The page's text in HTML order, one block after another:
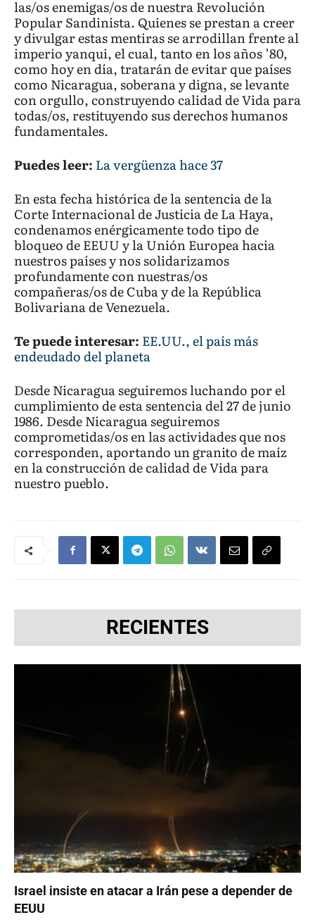
las/os enemigas/os de nuestra Revolución
Popular Sandinista. Quienes se prestan a creer
y divulgar estas mentiras se arrodillan frente al
imperio yanqui, el cual, tanto en los años ’80,
como hoy en día, tratarán de evitar que países
como Nicaragua, soberana y digna, se levante
con orgullo, construyendo calidad de Vida para
todas/os, restituyendo sus derechos humanos
fundamentales.
Puedes leer: La vergüenza hace 37
En esta fecha histórica de la sentencia de la
Corte Internacional de Justicia de La Haya,
condenamos enérgicamente todo tipo de
bloqueo de EEUU y la Unión Europea hacia
nuestros países y nos solidarizamos
profundamente con nuestras/os
compañeras/os de Cuba y de la República
Bolivariana de Venezuela.
Te puede interesar: EE.UU., el país más
endeudado del planeta
Desde Nicaragua seguiremos luchando por el
cumplimiento de esta sentencia del 27 de junio
1986. Desde Nicaragua seguiremos
comprometidas/os en las actividades que nos
corresponden, aportando un granito de maíz
en la construcción de calidad de Vida para
nuestro pueblo.
RECIENTES
Israel insiste en atacar a Irán pese a depender de
EEUU